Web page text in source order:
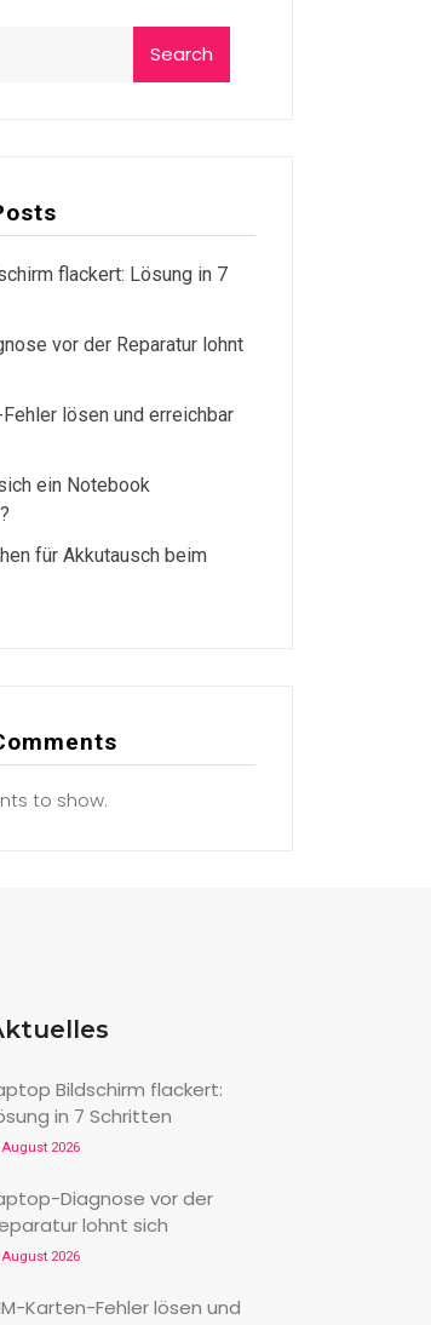
Search
flackert: Lösung in 7
vor der Reparatur lohnt
lösen und erreichbar
ein Notebook
für Akkutausch beim
to show.
Bildschirm flackert:
in 7 Schritten
August 2026
Diagnose vor der
lohnt sich
2026
Karten-Fehler lösen und